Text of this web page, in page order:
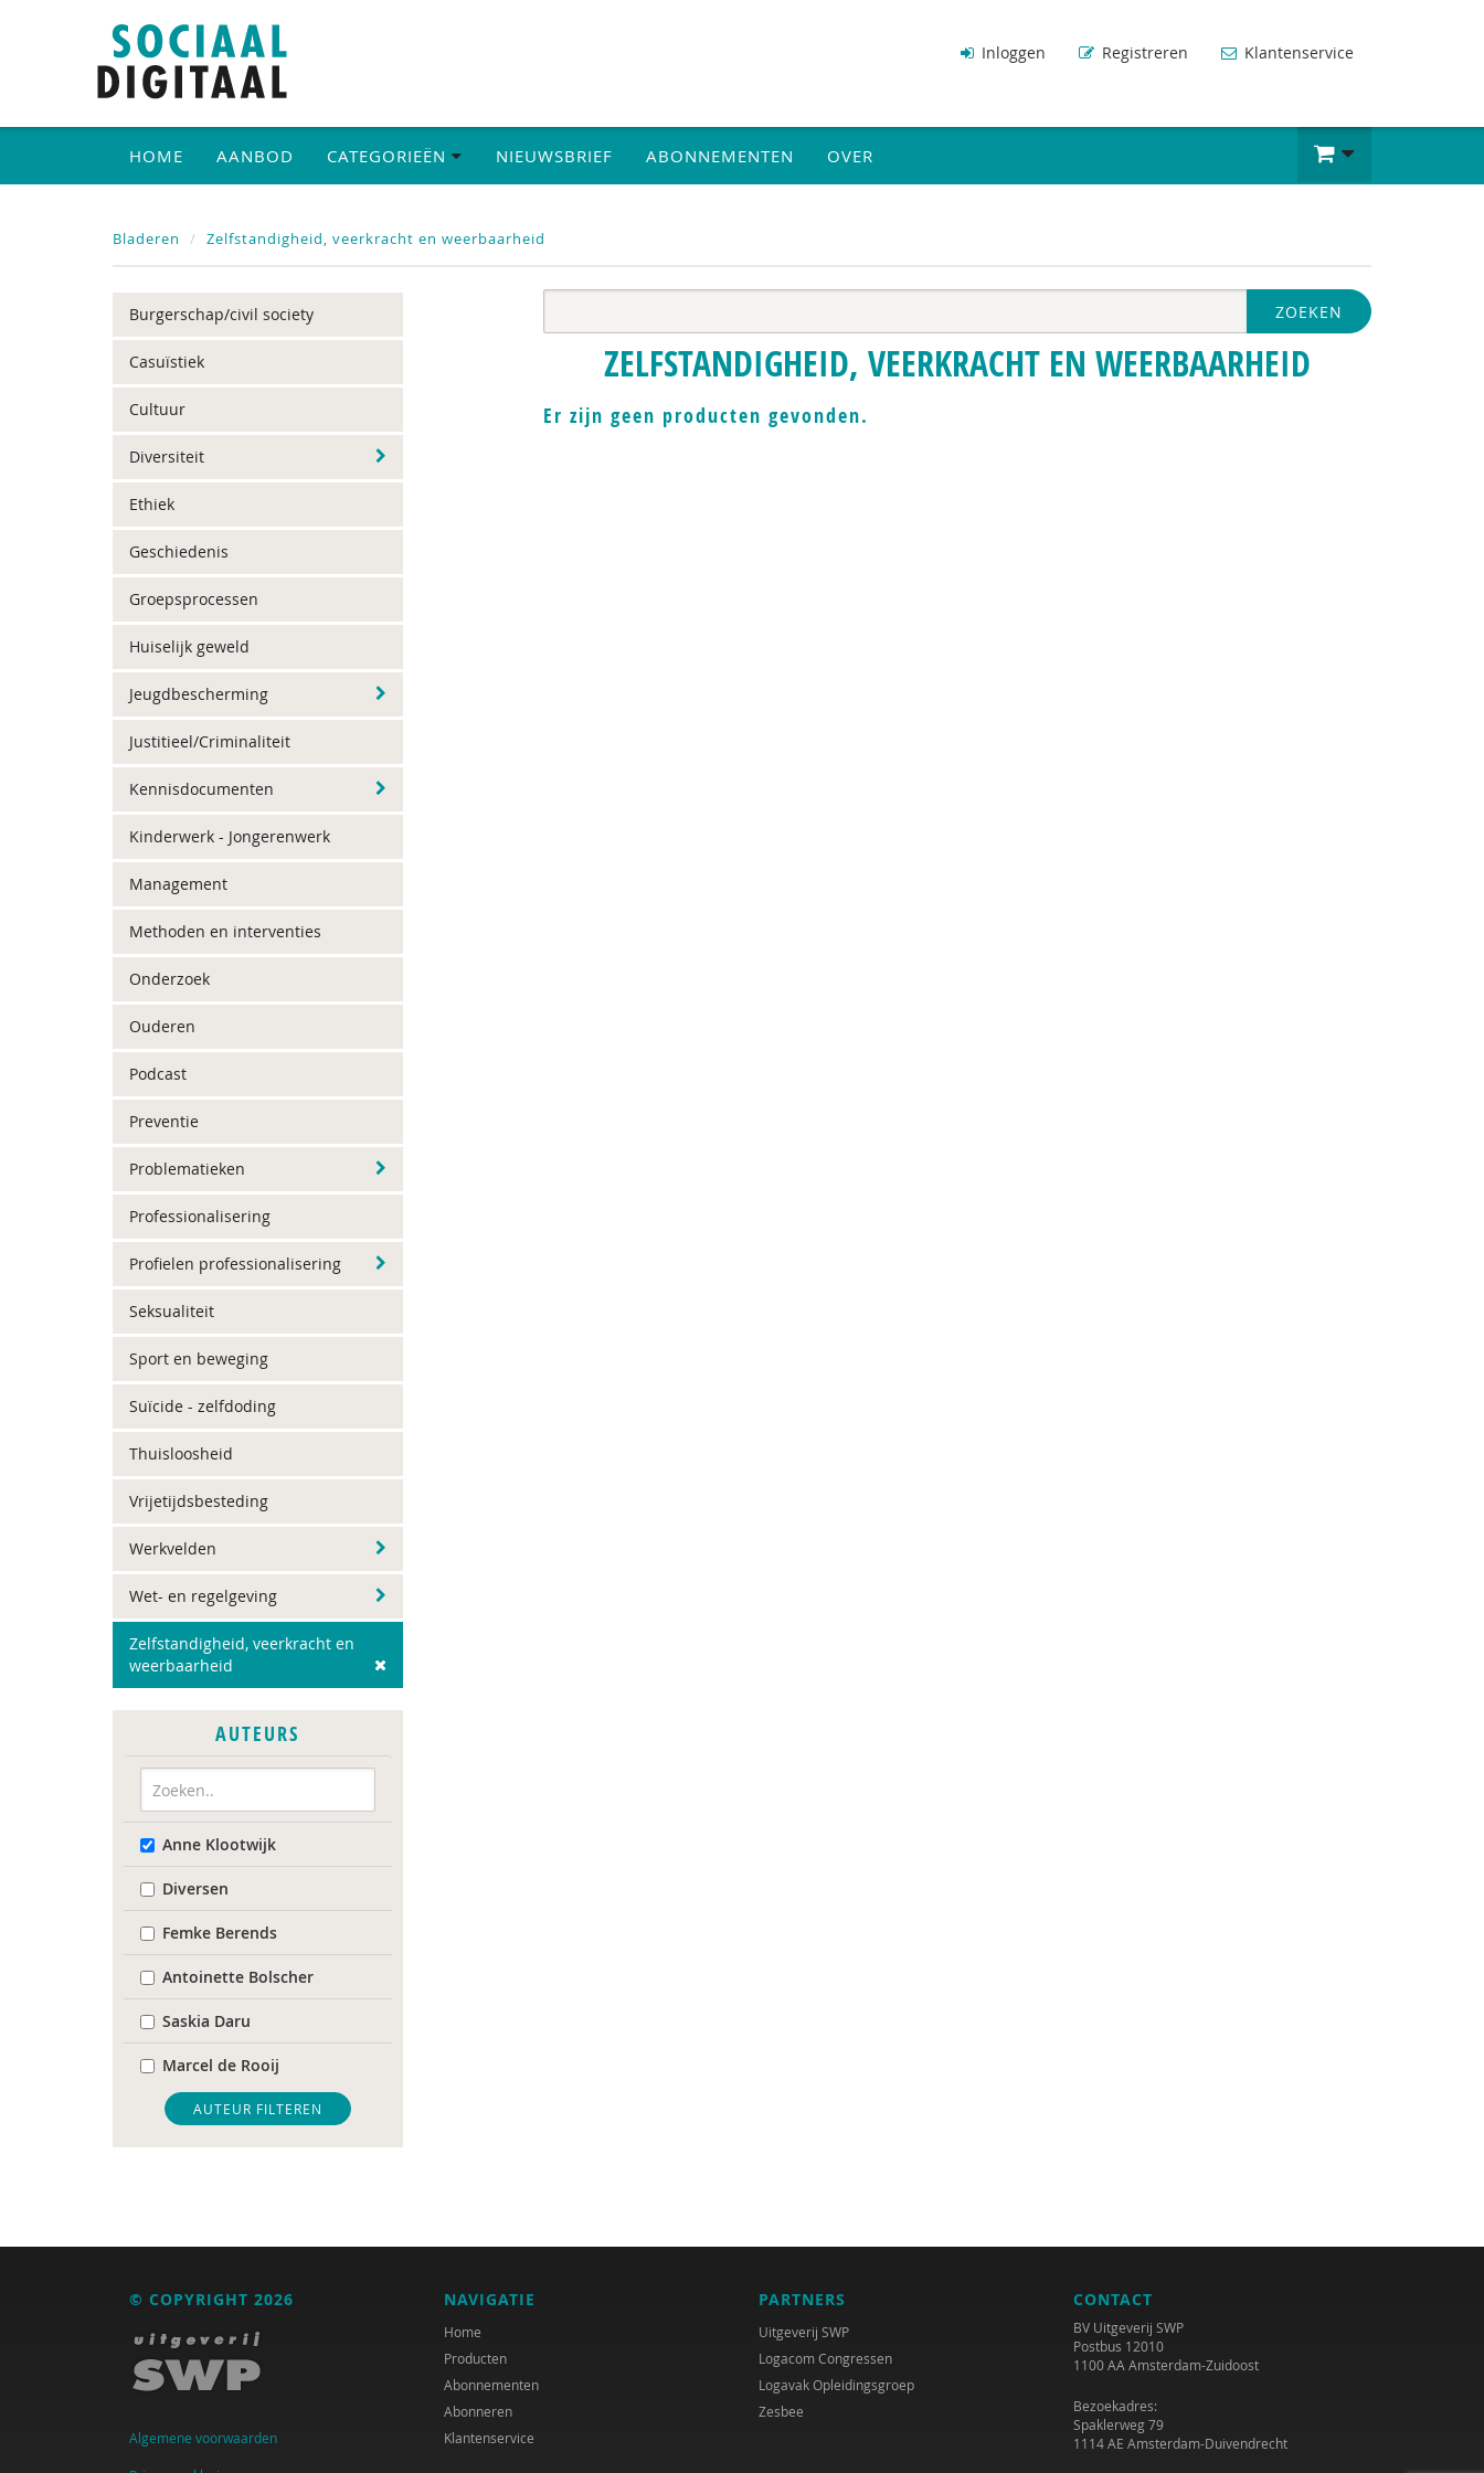
Inloggen Registreren Klantenservice
HOME AANBOD CATEGORIEËN NIEUWSBRIEF ABONNEMENTEN OVER
Bladeren Zelfstandigheid, veerkracht en weerbaarheid
Burgerschap/civil society
Casuïstiek
Cultuur
Diversiteit
Ethiek
Geschiedenis
Groepsprocessen
Huiselijk geweld
Jeugdbescherming
Justitieel/Criminaliteit
Kennisdocumenten
Kinderwerk - Jongerenwerk
Management
Methoden en interventies
Onderzoek
Ouderen
Podcast
Preventie
Problematieken
Professionalisering
Profielen professionalisering
Seksualiteit
Sport en beweging
Suïcide - zelfdoding
Thuisloosheid
Vrijetijdsbesteding
Werkvelden
Wet- en regelgeving
Zelfstandigheid, veerkracht en
weerbaarheid
AUTEURS
Anne Klootwijk
Diversen
Femke Berends
Antoinette Bolscher
Saskia Daru
Marcel de Rooij
Chantal Duisters
Edien Houwers
Jeannette Ooink
Annemarie van Vonderen
AUTEUR FILTEREN
ZOEKEN
ZELFSTANDIGHEID, VEERKRACHT EN WEERBAARHEID
Er zijn geen producten gevonden.
© COPYRIGHT 2026
Algemene voorwaarden
NAVIGATIE
Home
Producten
Abonnementen
Abonneren
Klantenservice
PARTNERS
Uitgeverij SWP
Logacom Congressen
Logavak Opleidingsgroep
Zesbee
CONTACT
BV Uitgeverij SWP
Postbus 12010
1100 AA Amsterdam-Zuidoost
Bezoekadres:
Spaklerweg 79
1114 AE Amsterdam-Duivendrecht